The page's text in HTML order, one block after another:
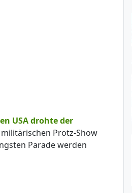
USA drohte der
Protz-Show
Parade werden